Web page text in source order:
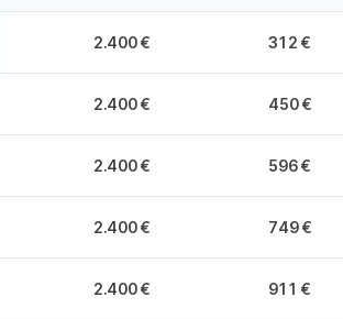
2.400 € 312 €
2.400 € 450 €
2.400 € 596 €
2.400 € 749 €
2.400 € 911 €